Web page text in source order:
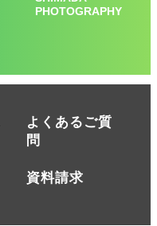
PHOTOGRAPHY
よくあるご質
問
資料請求